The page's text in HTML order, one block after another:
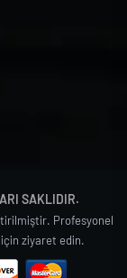
SAKLIDIR.
Profesyonel
için ziyaret edin.